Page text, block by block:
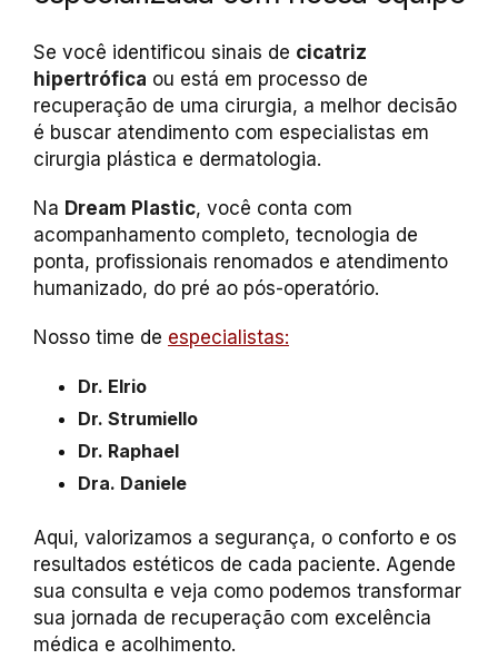
Se você identificou sinais de cicatriz
hipertrófica ou está em processo de
recuperação de uma cirurgia, a melhor decisão
é buscar atendimento com especialistas em
cirurgia plástica e dermatologia.
Na Dream Plastic, você conta com
acompanhamento completo, tecnologia de
ponta, profissionais renomados e atendimento
humanizado, do pré ao pós-operatório.
Nosso time de especialistas:
Dr. Elrio
Dr. Strumiello
Dr. Raphael
Dra. Daniele
Aqui, valorizamos a segurança, o conforto e os
resultados estéticos de cada paciente. Agende
sua consulta e veja como podemos transformar
sua jornada de recuperação com excelência
médica e acolhimento.